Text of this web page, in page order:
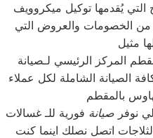
التي يُقدمها توكيل ميكروويف
من الخصومات والعروض التي
المركز الرئيسي لـصيانة
الصيانة الشاملة لكل عملاء
بالمقطم
نوفر صيانة فورية للـ غسالات
اتصل نصلك اينما كنت